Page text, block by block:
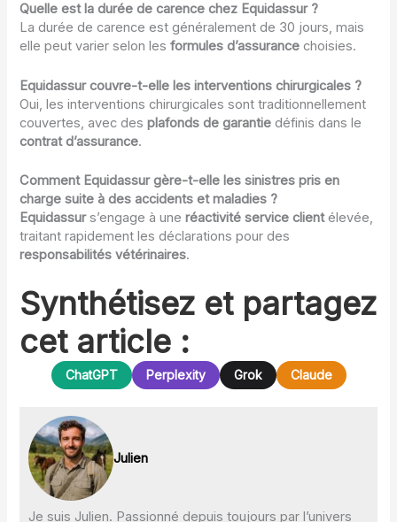
Quelle est la durée de carence chez Equidassur ?
La durée de carence est généralement de 30 jours, mais
elle peut varier selon lesformules d’assurance choisies.
Equidassur couvre-t-elle les interventions chirurgicales ?
Oui, les interventions chirurgicales sont traditionnellement
couvertes, avec desplafonds de garantie définis dans le
contrat d’assurance.
Comment Equidassur gère-t-elle les sinistres pris en
charge suite à des accidents et maladies ?
Equidassurs’engage à uneréactivité service clientélevée,
traitant rapidement les déclarations pour des
responsabilités vétérinaires.
Synthétisez et partagez
cet article :
ChatGPT Perplexity Grok Claude
Julien
Je suis Julien. Passionné depuis toujours par l’univers